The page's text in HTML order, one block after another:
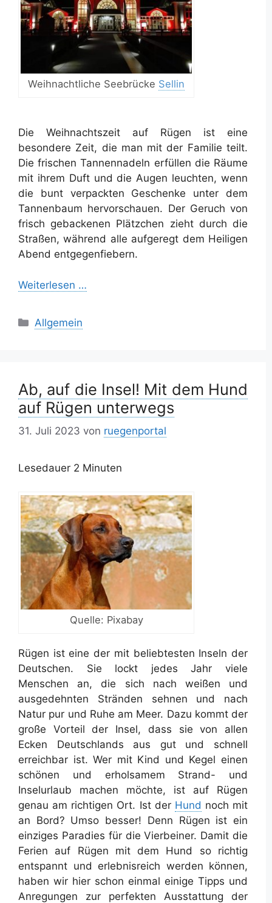
Weihnachtliche Seebrücke Sellin
Die Weihnachtszeit auf Rügen ist eine
besondere Zeit, die man mit der Familie teilt.
Die frischen Tannennadeln erfüllen die Räume
mit ihrem Duft und die Augen leuchten, wenn
die bunt verpackten Geschenke unter dem
Tannenbaum hervorschauen. Der Geruch von
frisch gebackenen Plätzchen zieht durch die
Straßen, während alle aufgeregt dem Heiligen
Abend entgegenfiebern.
Weiterlesen …
Kategorien
Allgemein
Ab, auf die Insel! Mit dem Hund
auf Rügen unterwegs
31. Juli 2023 von ruegenportal
Lesedauer 2 Minuten
Quelle: Pixabay
Rügen ist eine der mit beliebtesten Inseln der
Deutschen. Sie lockt jedes Jahr viele
Menschen an, die sich nach weißen und
ausgedehnten Stränden sehnen und nach
Natur pur und Ruhe am Meer. Dazu kommt der
große Vorteil der Insel, dass sie von allen
Ecken Deutschlands aus gut und schnell
erreichbar ist. Wer mit Kind und Kegel einen
schönen und erholsamem Strand- und
Inselurlaub machen möchte, ist auf Rügen
genau am richtigen Ort. Ist der Hund noch mit
an Bord? Umso besser! Denn Rügen ist ein
einziges Paradies für die Vierbeiner. Damit die
Ferien auf Rügen mit dem Hund so richtig
entspannt und erlebnisreich werden können,
haben wir hier schon einmal einige Tipps und
Anregungen zur perfekten Ausstattung der